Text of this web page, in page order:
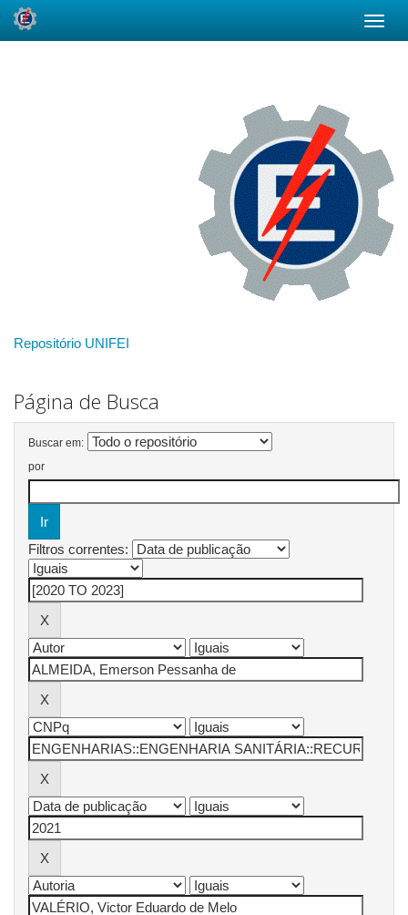
Repositório UNIFEI
Página de Busca
Buscar em:
por
Filtros correntes: